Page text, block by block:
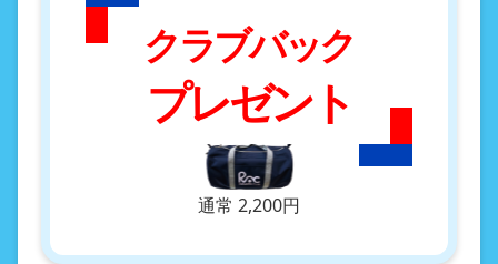
クラブバック
プレゼント
通常 2,200円